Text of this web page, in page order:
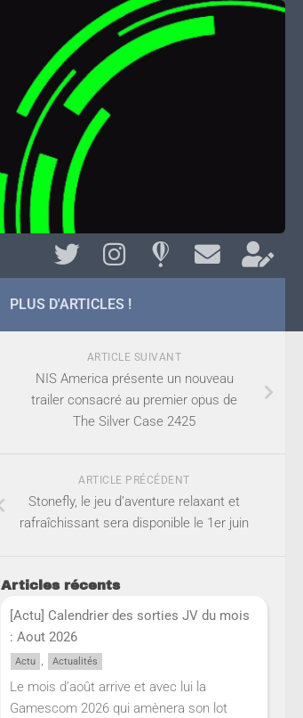
PLUS D'ARTICLES !
ARTICLE SUIVANT
NIS America présente un nouveau
trailer consacré au premier opus de
The Silver Case 2425
ARTICLE PRÉCÉDENT
Stonefly, le jeu d’aventure relaxant et
rafraîchissant sera disponible le 1er juin
Articles récents
[Actu] Calendrier des sorties JV du mois
: Aout 2026
Actu , Actualités
Le mois d’août arrive et avec lui la
Gamescom 2026 qui amènera son lot